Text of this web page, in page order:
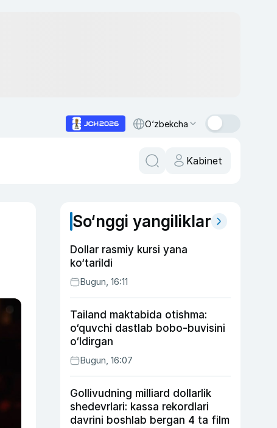
O‘zbekcha
Kabinet
So‘nggi yangiliklar
Dollar rasmiy kursi yana
ko‘tarildi
Bugun, 16:11
Tailand maktabida otishma:
o‘quvchi dastlab bobo-buvisini
o‘ldirgan
Bugun, 16:07
Gollivudning milliard dollarlik
shedevrlari: kassa rekordlari
davrini boshlab bergan 4 ta film